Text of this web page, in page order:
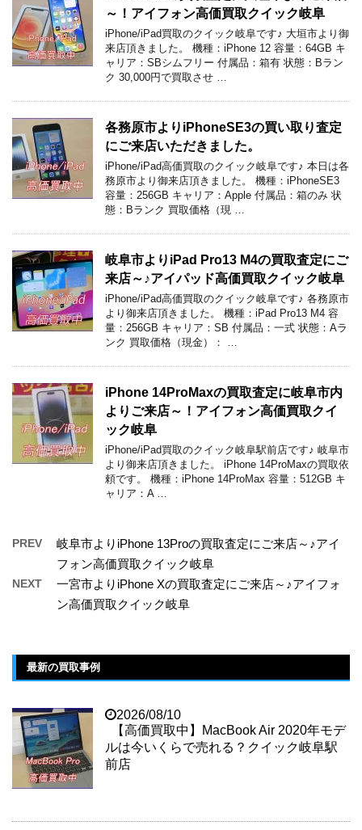
～！アイフォン高価買取クイック岐阜
iPhone/iPad買取のクイック岐阜です♪ 大垣市より御
来店頂きました。 機種：iPhone 12 容量：64GB キ
ャリア：SBシムフリー 付属品：箱有 状態：Bラン
ク 30,000円で買取させ …
各務原市よりiPhoneSE3の買い取り査定
にご来店いただきました。
iPhone/iPad高価買取のクイック岐阜です♪ 本日は各
務原市より御来店頂きました。 機種：iPhoneSE3
容量：256GB キャリア：Apple 付属品：箱のみ 状
態：Bランク 買取価格（現 …
岐阜市よりiPad Pro13 M4の買取査定にご
来店～♪アイパッド高価買取クイック岐阜
iPhone/iPad高価買取のクイック岐阜です♪ 各務原市
より御来店頂きました。 機種：iPad Pro13 M4 容
量：256GB キャリア：SB 付属品：一式 状態：Aラ
ンク 買取価格（現金）： …
iPhone 14ProMaxの買取査定に岐阜市内
よりご来店～！アイフォン高価買取クイ
ック岐阜
iPhone/iPad買取のクイック岐阜駅前店です♪ 岐阜市
より御来店頂きました。 iPhone 14ProMaxの買取依
頼です。 機種：iPhone 14ProMax 容量：512GB キ
ャリア：A …
PREV
岐阜市よりiPhone 13Proの買取査定にご来店～♪アイ
フォン高価買取クイック岐阜
NEXT
一宮市よりiPhone Xの買取査定にご来店～♪アイフォ
ン高価買取クイック岐阜
最新の買取事例
2026/08/10
【高価買取中】MacBook Air 2020年モデ
ルは今いくらで売れる？クイック岐阜駅
前店